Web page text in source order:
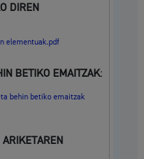
DIREN
elementuak.pdf
BETIKO EMAITZAK:
behin betiko emaitzak